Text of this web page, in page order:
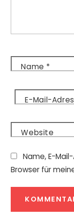
Name *
E-Mail-
Website
Name, E-
Browser für